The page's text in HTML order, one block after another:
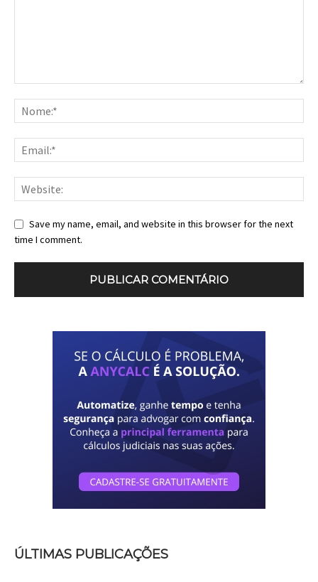
Save my name, email, and website in this browser for the next
time I comment.
ÚLTIMAS PUBLICAÇÕES